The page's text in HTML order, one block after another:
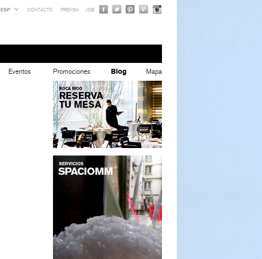
ESP CONTACTO PRENSA JOB
Eventos Promociones Blog Mapa